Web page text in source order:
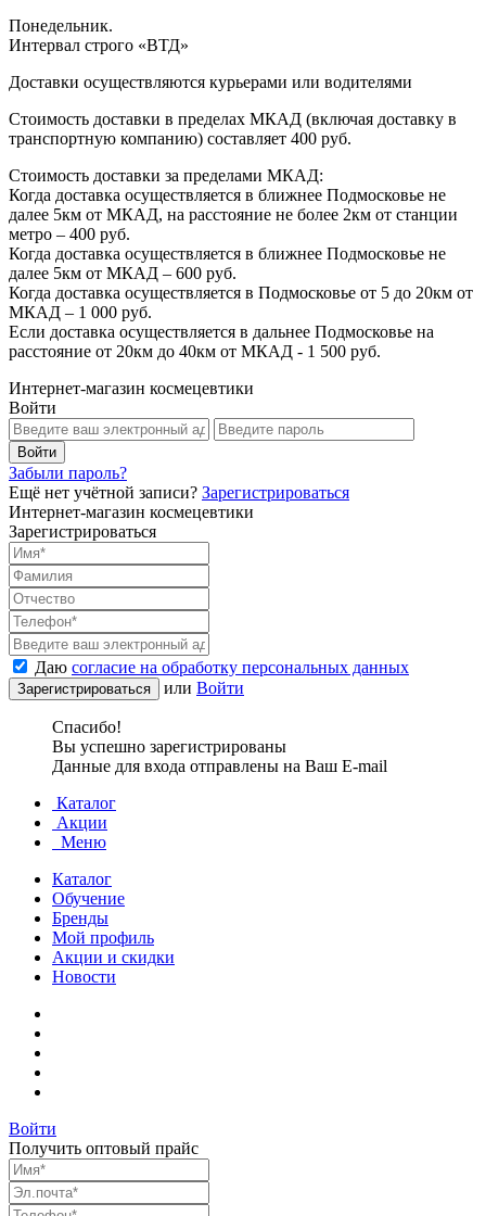
Понедельник.
Интервал строго «ВТД»
Доставки осуществляются курьерами или водителями
Стоимость доставки в пределах МКАД (включая доставку в
транспортную компанию) составляет 400 руб.
Стоимость доставки за пределами МКАД:
Когда доставка осуществляется в ближнее Подмосковье не
далее 5км от МКАД, на расстояние не более 2км от станции
метро – 400 руб.
Когда доставка осуществляется в ближнее Подмосковье не
далее 5км от МКАД – 600 руб.
Когда доставка осуществляется в Подмосковье от 5 до 20км от
МКАД – 1 000 руб.
Если доставка осуществляется в дальнее Подмосковье на
расстояние от 20км до 40км от МКАД - 1 500 руб.
Интернет-магазин космецевтики
Войти
Забыли пароль?
Ещё нет учётной записи? Зарегистрироваться
Интернет-магазин космецевтики
Зарегистрироваться
Даю согласие на обработку персональных данных
или Войти
Спасибо!
Вы успешно зарегистрированы
Данные для входа отправлены на Ваш E-mail
Каталог
Акции
Меню
Каталог
Обучение
Бренды
Мой профиль
Акции и скидки
Новости
Войти
Получить оптовый прайс